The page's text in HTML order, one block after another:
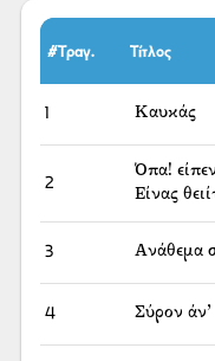
#Τραγ. Τίτλος
1 Καυκάς
2
Όπα!
Είνας
3 Ανάθεμα
4 Σύρον άν’